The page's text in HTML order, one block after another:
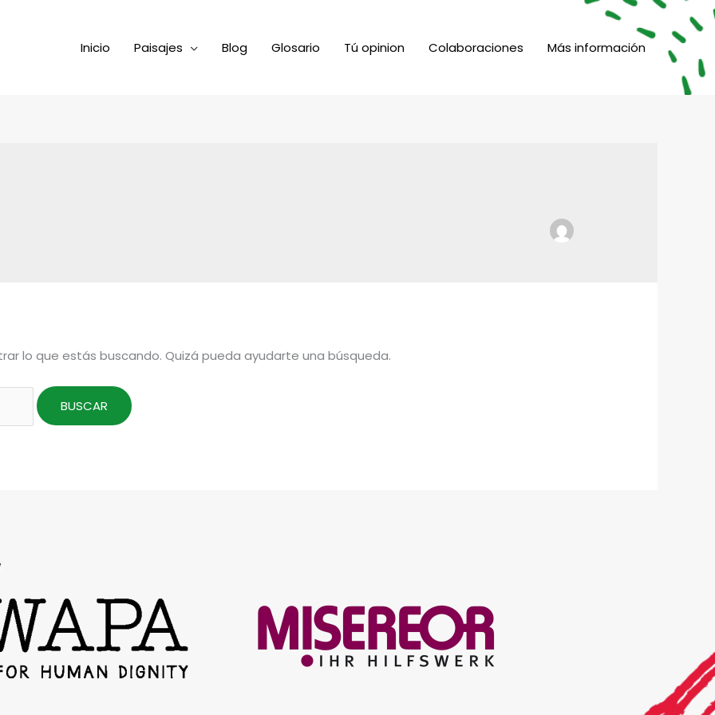
Inicio Paisajes Blog Glosario Tú opinion Colaboraciones Más información
lo que estás buscando. Quizá pueda ayudarte una búsqueda.